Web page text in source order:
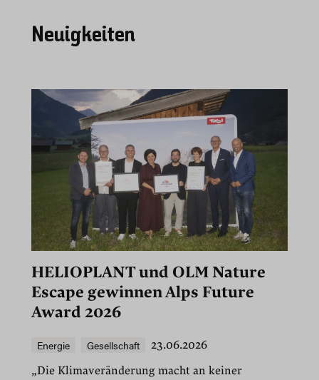
Neuigkeiten
HELIOPLANT und OLM Nature
Escape gewinnen Alps Future
Award 2026
Energie Gesellschaft
23.06.2026
„Die Klimaveränderung macht an keiner